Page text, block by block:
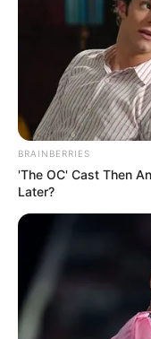
August
BRAINBERRIES
'The OC' Cast Then
Later?